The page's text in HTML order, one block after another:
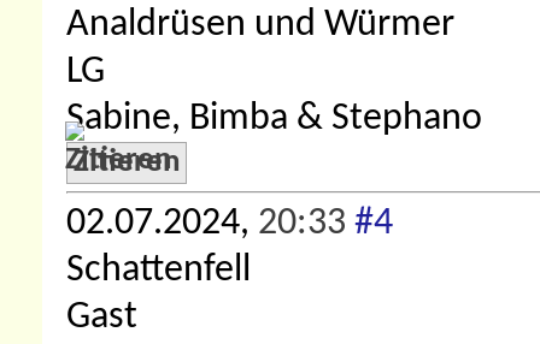
Analdrüsen und Würmer
LG
Sabine, Bimba & Stephano
Zitieren
02.07.2024, 20:33 #4
Schattenfell
Gast